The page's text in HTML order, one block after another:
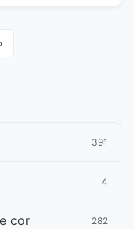
391
4
cor 282